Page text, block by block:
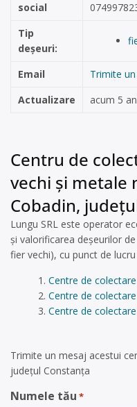
social
Tip
deșeuri:
Email
Trimite
Actualizare
acum 5
Centru de
vechi și metale
Cobadin,
Lungu SRL este operator
și valorificarea deșeurilor
fier vechi), cu punct de
Centre de
Centre de
Centre de
Trimite un mesaj acestui
județul Constanța
Numele tău *